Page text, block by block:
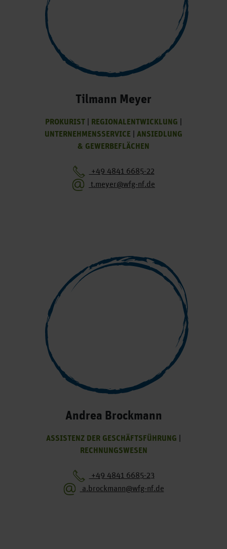
Tilmann Meyer
PROKURIST | REGIONALENTWICKLUNG |
UNTERNEHMENSSERVICE | ANSIEDLUNG
& GEWERBEFLÄCHEN
+49 4841 6685-22
t.meyer@wfg-nf.de
Andrea Brockmann
ASSISTENZ DER GESCHÄFTSFÜHRUNG
RECHNUNGSWESEN
+49 4841 6685-23
a.brockmann@wfg-nf.de